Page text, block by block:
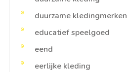
duurzame kledingmerken
educatief speelgoed
eend
eerlijke kleding